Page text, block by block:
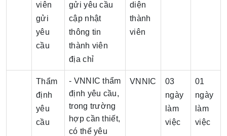
viên
gửi
yêu
cầu
gửi yêu cầu
cập nhật
thông tin
thành viên
địa chỉ
diện
thành
viên
Thẩm
định
yêu
cầu
- VNNIC thẩm
định yêu cầu,
trong trường
hợp cần thiết,
có thể yêu
VNNIC
03
ngày
làm
việc
01
ngày
làm
việc